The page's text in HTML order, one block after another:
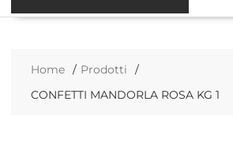
Home
Prodotti
CONFETTI MANDORLA ROSA KG 1